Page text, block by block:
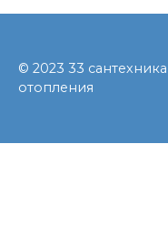
© 2023 33
отопления